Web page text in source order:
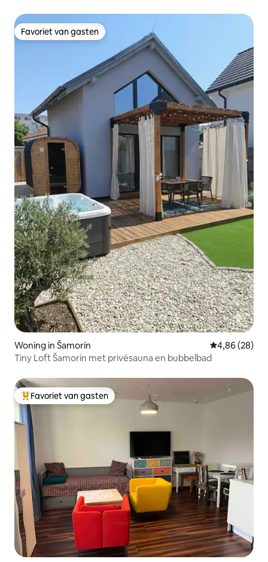
Favoriet van gasten
Favoriet van gasten
Woning in Šamorín Gemiddelde
4,86 (28)
Tiny Loft Šamorín met privésauna en bubbelbad
Topfavoriet van gasten
Favoriet van gasten